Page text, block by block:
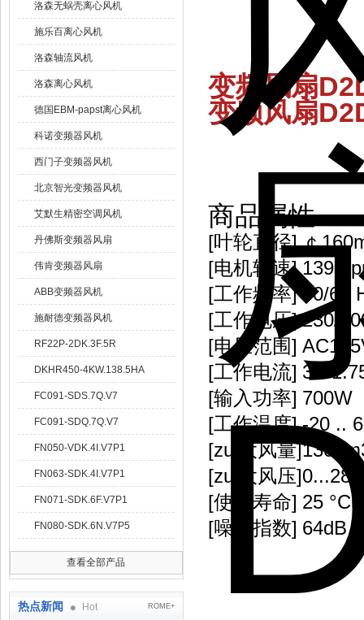
洛森无蜗壳离心风机
施乐百离心风机
洛森轴流风机
洛森离心风机
德国EBM-papst离心风机
科诺变频器风机
西门子变频器风机
北京智光变频器风机
艾默生精密空调风机
丹佛斯变频器风扇
伟肯变频器风扇
ABB变频器风机
施耐德变频器风机
RF22P-2DK.3F.5R
DKHR450-4KW.138.5HA
FC091-SDS.7Q.V7
FC091-SDQ.7Q.V7
FN050-VDK.4I.V7P1
FN063-SDK.4I.V7P1
FN071-SDK.6F.V7P1
FN080-SDK.6N.V7P5
查看全部产品
热点新闻 Hot ROME+
变频风扇
变频风扇
商品属性
[叶轮直径] ￠
[电机转速]
[工作频率]
50/60
[工作电压] 230/
[电压范围]
[工作电流] 3A/
[输入功率] 700W
[工作温度] -20 ..
[zui大风量]
[zui大风压]
[使用寿命] 25 °C
[噪音指数] 64dB